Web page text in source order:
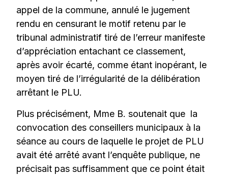
appel de la commune, annulé le jugement
rendu en censurant le motif retenu par le
tribunal administratif tiré de l’erreur manifeste
d’appréciation entachant ce classement,
après avoir écarté, comme étant inopérant, le
moyen tiré de l’irrégularité de la délibération
arrêtant le PLU.
Plus précisément, Mme B. soutenait que la
convocation des conseillers municipaux à la
séance au cours de laquelle le projet de PLU
avait été arrêté avant l’enquête publique, ne
précisait pas suffisamment que ce point était